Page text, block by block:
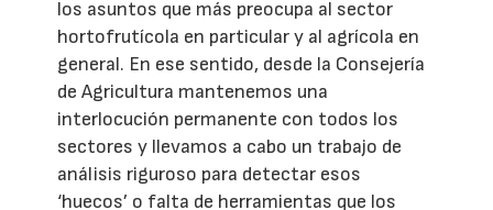
los asuntos que más preocupa al sector
hortofrutícola en particular y al agrícola en
general. En ese sentido, desde la Consejería
de Agricultura mantenemos una
interlocución permanente con todos los
sectores y llevamos a cabo un trabajo de
análisis riguroso para detectar esos
‘huecos’ o falta de herramientas que los